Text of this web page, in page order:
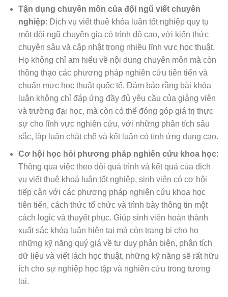
Tận dụng chuyên môn của đội ngũ viết chuyên
nghiệp: Dịch vụ viết thuê khóa luận tốt nghiệp quy tụ
một đội ngũ chuyên gia có trình độ cao, với kiến thức
chuyên sâu và cập nhật trong nhiều lĩnh vực học thuật.
Họ không chỉ am hiểu về nội dung chuyên môn mà còn
thông thạo các phương pháp nghiên cứu tiên tiến và
chuẩn mực học thuật quốc tế. Đảm bảo rằng bài khóa
luận không chỉ đáp ứng đầy đủ yêu cầu của giảng viên
và trường đại học, mà còn có thể đóng góp giá trị thực
sự cho lĩnh vực nghiên cứu, với những phân tích sâu
sắc, lập luận chặt chẽ và kết luận có tính ứng dụng cao.
Cơ hội học hỏi phương pháp nghiên cứu khoa học:
Thông qua việc theo dõi quá trình và kết quả của dịch
vụ viết thuê khoá luận tốt nghiệp, sinh viên có cơ hội
tiếp cận với các phương pháp nghiên cứu khoa học
tiên tiến, cách thức tổ chức và trình bày thông tin một
cách logic và thuyết phục. Giúp sinh viên hoàn thành
xuất sắc khóa luận hiện tại mà còn trang bị cho họ
những kỹ năng quý giá về tư duy phản biện, phân tích
dữ liệu và viết lách học thuật, những kỹ năng sẽ rất hữu
ích cho sự nghiệp học tập và nghiên cứu trong tương
lai.